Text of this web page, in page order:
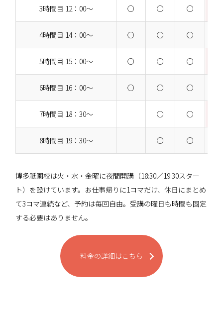
3時間目 12：00～ ○ ○ ○
4時間目 14：00～ ○ ○ ○
5時間目 15：00～ ○ ○ ○
6時間目 16：00～ ○ ○ ○
7時間目 18：30～ ○ ○
8時間目 19：30～ ○ ○
博多祇園校は火・水・金曜に夜間開講（18:30／19:30スター
ト）を設けています。お仕事帰りに1コマだけ、休日にまとめ
て3コマ連続など、予約は毎回自由。受講の曜日も時間も固定
する必要はありません。
料金の詳細はこちら